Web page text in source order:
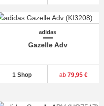
adidas
Gazelle Adv
1 Shop ab79,95 €